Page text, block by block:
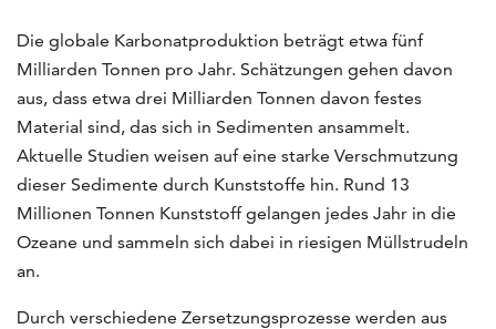
Die globale Karbonatproduktion beträgt etwa fünf
Milliarden Tonnen pro Jahr. Schätzungen gehen davon
aus, dass etwa drei Milliarden Tonnen davon festes
Material sind, das sich in Sedimenten ansammelt.
Aktuelle Studien weisen auf eine starke Verschmutzung
dieser Sedimente durch Kunststoffe hin. Rund 13
Millionen Tonnen Kunststoff gelangen jedes Jahr in die
Ozeane und sammeln sich dabei in riesigen Müllstrudeln
an.
Durch verschiedene Zersetzungsprozesse werden aus